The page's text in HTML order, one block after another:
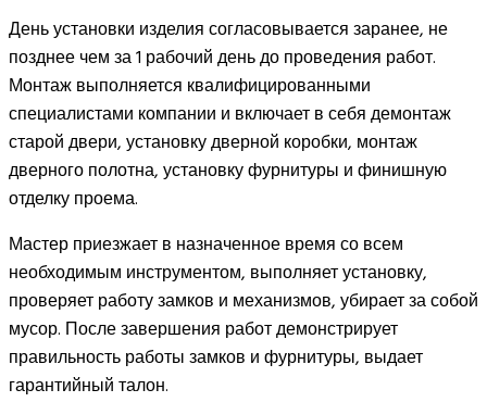
День установки изделия согласовывается заранее, не
позднее чем за 1 рабочий день до проведения работ.
Монтаж выполняется квалифицированными
специалистами компании и включает в себя демонтаж
старой двери, установку дверной коробки, монтаж
дверного полотна, установку фурнитуры и финишную
отделку проема.
Мастер приезжает в назначенное время со всем
необходимым инструментом, выполняет установку,
проверяет работу замков и механизмов, убирает за собой
мусор. После завершения работ демонстрирует
правильность работы замков и фурнитуры, выдает
гарантийный талон.